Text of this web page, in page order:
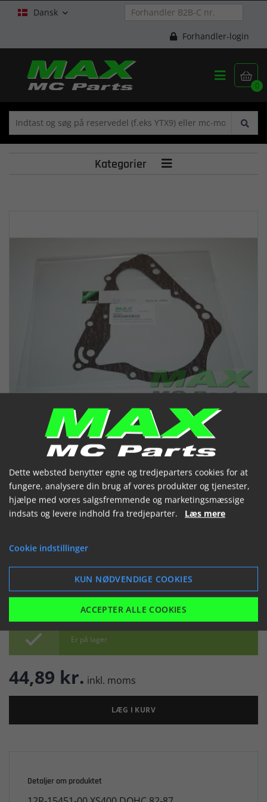
Dansk 
Forhandler-login

0

Kategorier 
Generatordæksel pakning XS400
DOHC 82-87
 Er på lager
44,89 kr. inkl. moms
LÆG I KURV
Detaljer om produktet
Dette websted benytter egne og tredjeparters cookies for at
fungere, analysere din brug af vores produkter og tjenester,
hjælpe med vores salgsfremmende og marketingsmæssige
indsats og levere indhold fra tredjeparter. Læs mere
Cookie indstillinger
KUN NØDVENDIGE COOKIES
ACCEPTER ALLE COOKIES